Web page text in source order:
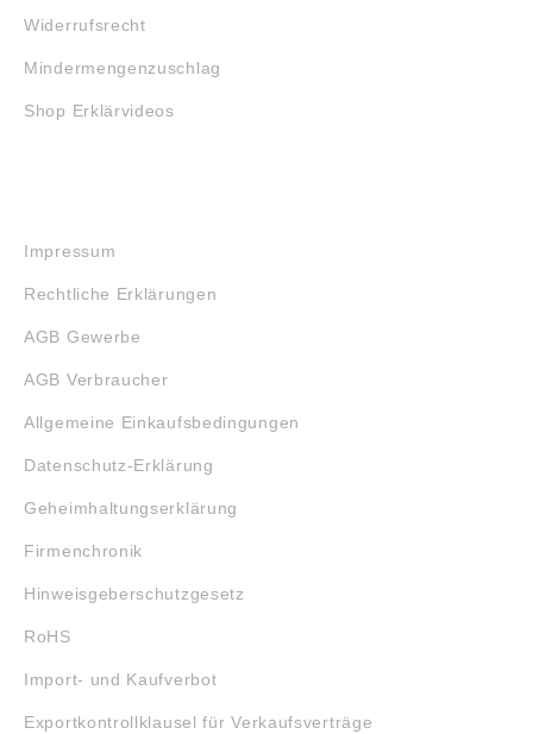
Widerrufsrecht
Mindermengenzuschlag
Shop Erklärvideos
Impressum
Rechtliche Erklärungen
AGB Gewerbe
AGB Verbraucher
Allgemeine Einkaufsbedingungen
Datenschutz-Erklärung
Geheimhaltungserklärung
Firmenchronik
Hinweisgeberschutzgesetz
RoHS
Import- und Kaufverbot
Exportkontrollklausel für Verkaufsverträge